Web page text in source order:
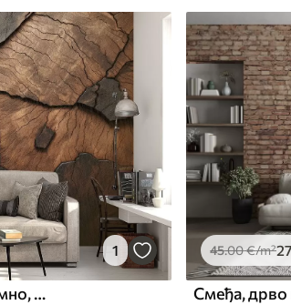
Тапета се може нежно очистити меким
завршном обрадом лакова могу се
Беспрекорна апликација
Premium
56 34.00€/m²
Peel and Stick
1
дрво, текстура, пукотине, тамно, кора, површина
45.00€/m²27
Смеђа, дрво